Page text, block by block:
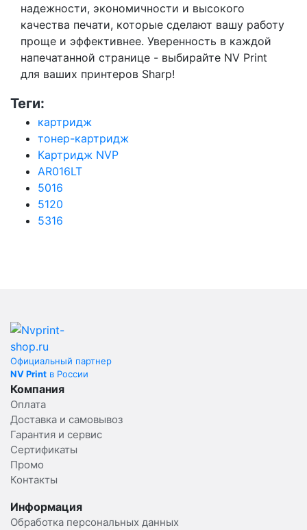
надежности, экономичности и высокого
качества печати, которые сделают вашу работу
проще и эффективнее. Уверенность в каждой
напечатанной странице - выбирайте NV Print
для ваших принтеров Sharp!
Теги:
картридж
тонер-картридж
Картридж NVP
AR016LT
5016
5120
5316
Официальный партнер
NV Print в России
Компания
Оплата
Доставка и самовывоз
Гарантия и сервис
Сертификаты
Промо
Контакты
Информация
Обработка персональных данных